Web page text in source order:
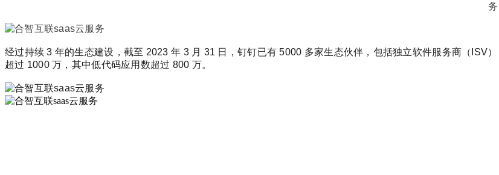
经过持续 3 年的生态建设，截至 2023 年 3 月 31 日，钉钉已有 5000 多家生态伙伴，包括独立软件服务商（ISV
超过 1000 万，其中低代码应用数超过 800 万。